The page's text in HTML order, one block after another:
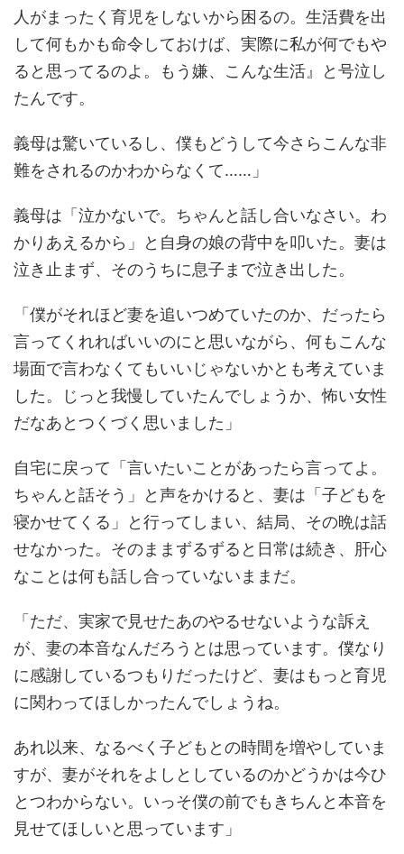
人がまったく育児をしないから困るの。生活費を出
して何もかも命令しておけば、実際に私が何でもや
ると思ってるのよ。もう嫌、こんな生活』と号泣し
たんです。
義母は驚いているし、僕もどうして今さらこんな非
難をされるのかわからなくて……」
義母は「泣かないで。ちゃんと話し合いなさい。わ
かりあえるから」と自身の娘の背中を叩いた。妻は
泣き止まず、そのうちに息子まで泣き出した。
「僕がそれほど妻を追いつめていたのか、だったら
言ってくれればいいのにと思いながら、何もこんな
場面で言わなくてもいいじゃないかとも考えていま
した。じっと我慢していたんでしょうか、怖い女性
だなあとつくづく思いました」
自宅に戻って「言いたいことがあったら言ってよ。
ちゃんと話そう」と声をかけると、妻は「子どもを
寝かせてくる」と行ってしまい、結局、その晩は話
せなかった。そのままずるずると日常は続き、肝心
なことは何も話し合っていないままだ。
「ただ、実家で見せたあのやるせないような訴え
が、妻の本音なんだろうとは思っています。僕なり
に感謝しているつもりだったけど、妻はもっと育児
に関わってほしかったんでしょうね。
あれ以来、なるべく子どもとの時間を増やしていま
すが、妻がそれをよしとしているのかどうかは今ひ
とつわからない。いっそ僕の前でもきちんと本音を
見せてほしいと思っています」